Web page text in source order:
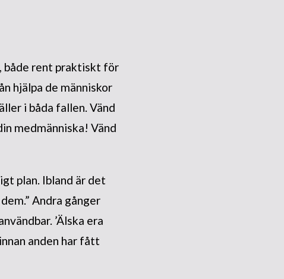
både rent praktiskt för
hjälpa de människor
i båda fallen. Vänd
medmänniska! Vänd
plan. Ibland är det
Andra gånger
’Älska era
anden har fått